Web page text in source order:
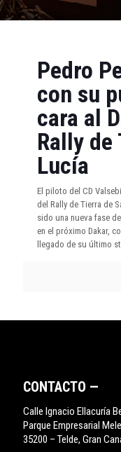
Pedro
con su
cara al
Rally de
Lucía
El piloto del CD
del Rally de Tierra de
sido una nueva fase
en el próximo Dakar,
llegado de su último
CONTACTO —
Calle Ignacio Ellacuría
Parque Empresarial
35200 – Telde, Gran